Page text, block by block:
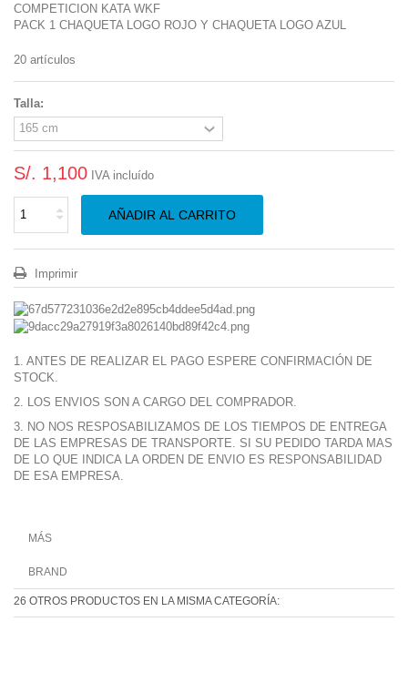
COMPETICION KATA WKF
PACK 1 CHAQUETA LOGO ROJO Y CHAQUETA LOGO AZUL
20 artículos
Talla:
S/. 1,100 IVA incluído
AÑADIR AL CARRITO
Imprimir
1. ANTES DE REALIZAR EL PAGO ESPERE CONFIRMACIÓN DE
STOCK.
2. LOS ENVIOS SON A CARGO DEL COMPRADOR.
3. NO NOS RESPOSABILIZAMOS DE LOS TIEMPOS DE ENTREGA
DE LAS EMPRESAS DE TRANSPORTE. SI SU PEDIDO TARDA MAS
DE LO QUE INDICA LA ORDEN DE ENVIO ES RESPONSABILIDAD
DE ESA EMPRESA.
MÁS
BRAND
26 OTROS PRODUCTOS EN LA MISMA CATEGORÍA: